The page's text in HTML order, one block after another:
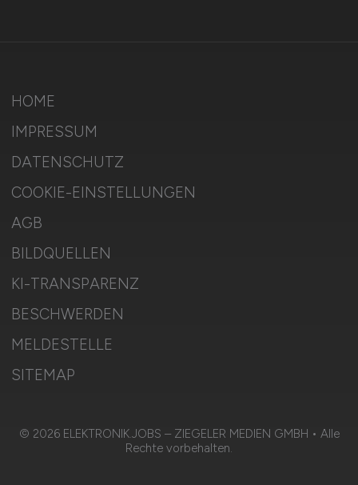
HOME
IMPRESSUM
DATENSCHUTZ
COOKIE-EINSTELLUNGEN
AGB
BILDQUELLEN
KI-TRANSPARENZ
BESCHWERDEN
MELDESTELLE
SITEMAP
© 2026 ELEKTRONIK.JOBS – ZIEGELER MEDIEN GMBH • Alle
Rechte vorbehalten.